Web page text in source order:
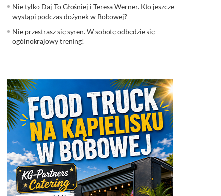
Nie tylko Daj To Głośniej i Teresa Werner. Kto jeszcze
wystąpi podczas dożynek w Bobowej?
Nie przestrasz się syren. W sobotę odbędzie się
ogólnokrajowy trening!